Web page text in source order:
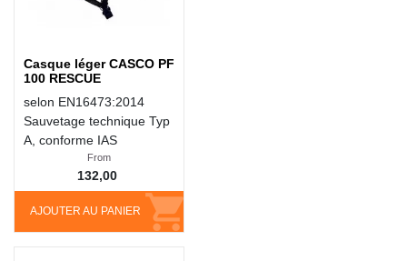
Casque léger CASCO PF
100 RESCUE
selon EN16473:2014
Sauvetage technique Typ
A, conforme IAS
AJOUTER AU PANIER
From
132,00